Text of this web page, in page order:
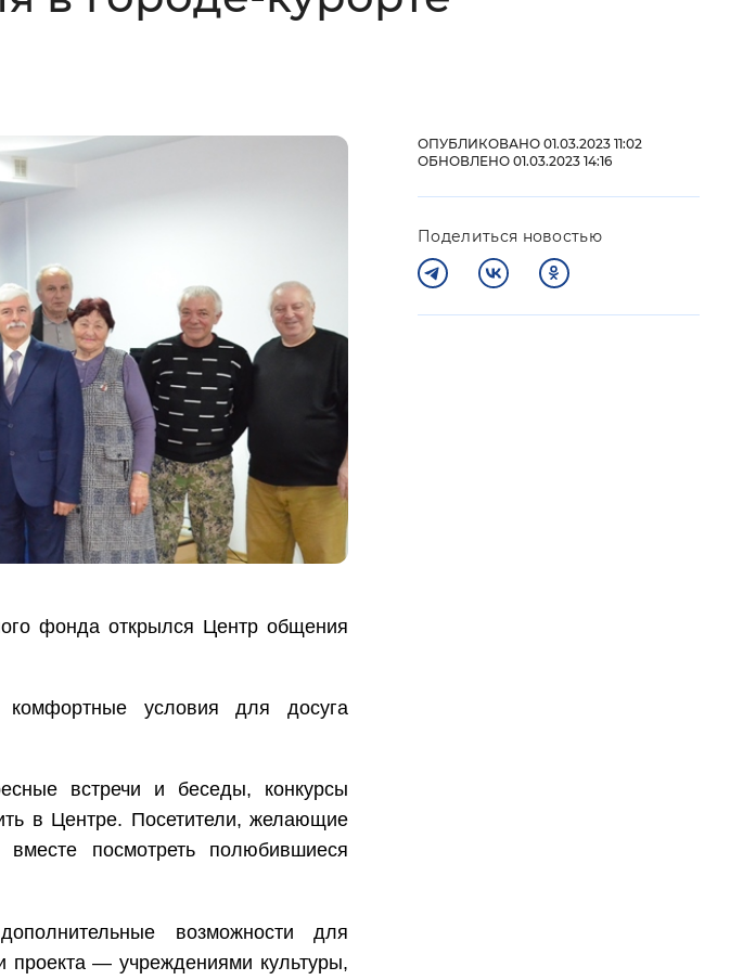
фонда открылся Центр общения
условия для досуга
встречи и беседы, конкурсы
в Центре. Посетители, желающие
посмотреть полюбившиеся
возможности для
— учреждениями культуры,
ОПУБЛИКОВАНО 01.03.2023 11:02
ОБНОВЛЕНО 01.03.2023 14:16
Поделиться новостью